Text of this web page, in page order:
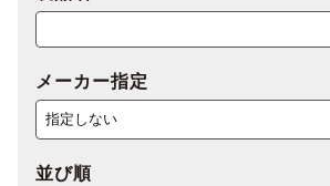
メーカー指定
並び順